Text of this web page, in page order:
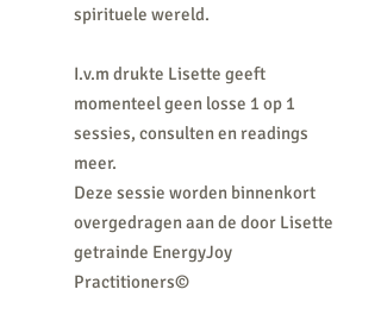
spirituele wereld.
I.v.m drukte Lisette geeft
momenteel geen losse 1 op 1
sessies, consulten en readings
meer.
Deze sessie worden binnenkort
overgedragen aan de door Lisette
getrainde EnergyJoy
Practitioners©